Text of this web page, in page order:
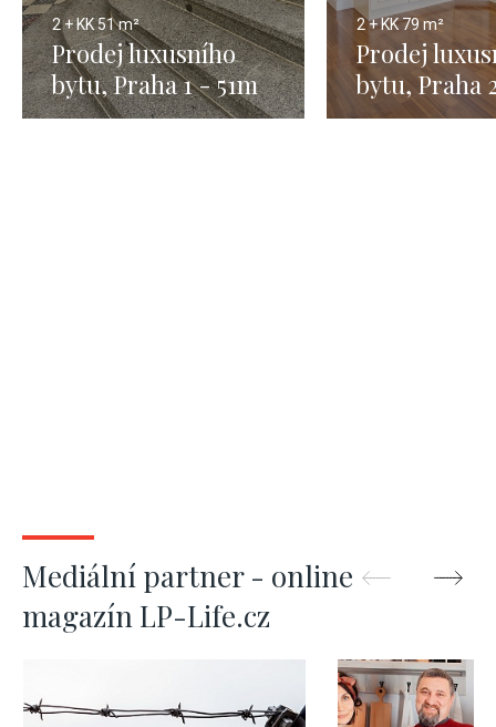
2 + KK51 m²
Prodej luxusního
bytu, Praha 1 - 51m
2 + KK79 m²
Prodej
bytu, Praha
Vinohrady
Mediální partner - online
magazín LP-Life.cz